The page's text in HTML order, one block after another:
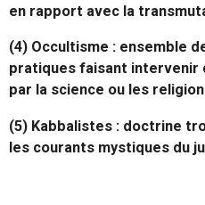
en rapport avec la
(4) Occultisme : ensemble
pratiques faisant intervenir
par la science ou les
(5) Kabbalistes : doctrine
les courants mystiques du